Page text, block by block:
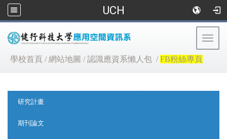
UCH
學校首頁 /網站地圖 /認識應資系懶人包 /FB粉絲專頁
研究計畫
期刊論文